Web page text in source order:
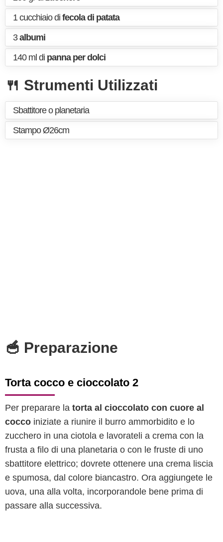
1 cucchiaio di fecola di patata
3albumi
140 ml di panna per dolci
🍴 Strumenti Utilizzati
Sbattitore o planetaria
Stampo Ø26cm
🥣 Preparazione
Torta cocco e cioccolato 2
Per preparare la torta al cioccolato con cuore al
cocco iniziate a riunire il burro ammorbidito e lo
zucchero in una ciotola e lavorateli a crema con la
frusta a filo di una planetaria o con le fruste di uno
sbattitore elettrico; dovrete ottenere una crema liscia
e spumosa, dal colore biancastro. Ora aggiungete le
uova, una alla volta, incorporandole bene prima di
passare alla successiva.